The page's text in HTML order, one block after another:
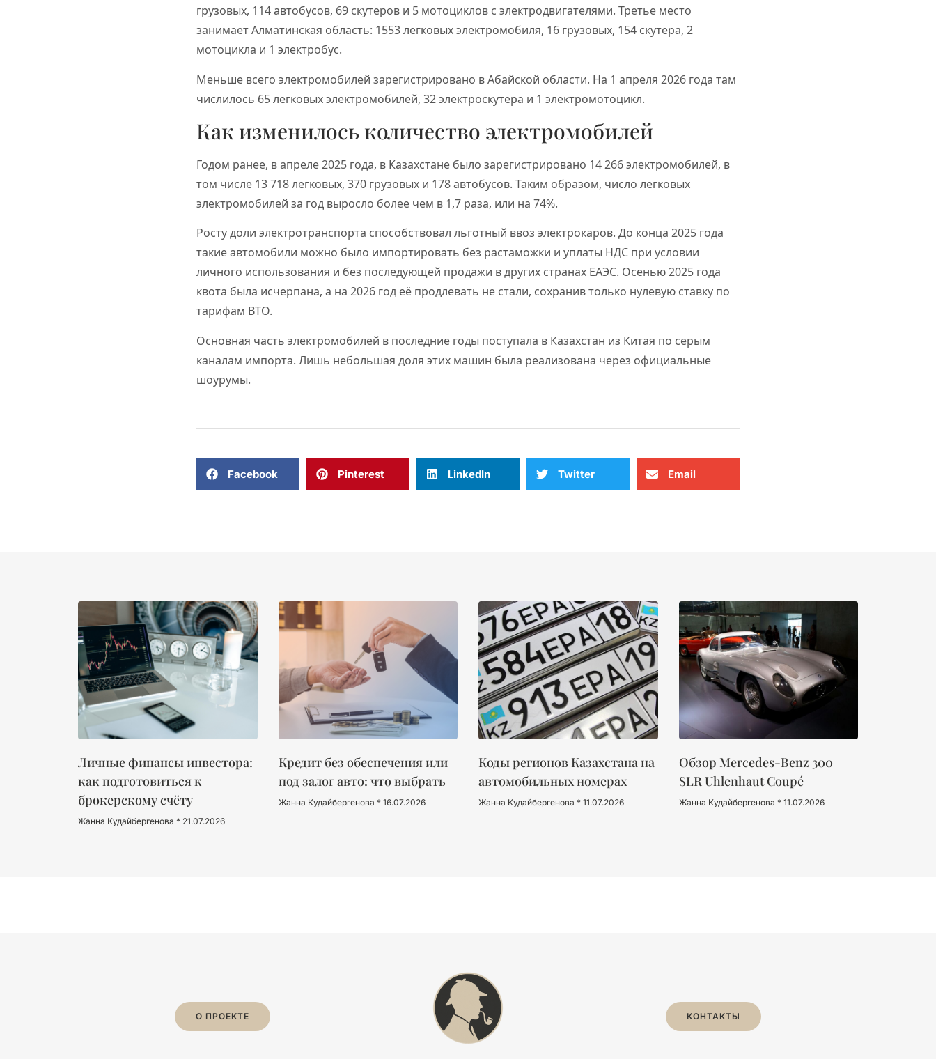
грузовых, 114 автобусов, 69 скутеров и 5 мотоциклов с электродвигателями. Третье место
занимает Алматинская область: 1553 легковых электромобиля, 16 грузовых, 154 скутера, 2
мотоцикла и 1 электробус.
Меньше всего электромобилей зарегистрировано в Абайской области. На 1 апреля 2026 года там
числилось 65 легковых электромобилей, 32 электроскутера и 1 электромотоцикл.
Как изменилось количество электромобилей
Годом ранее, в апреле 2025 года, в Казахстане было зарегистрировано 14 266 электромобилей, в
том числе 13 718 легковых, 370 грузовых и 178 автобусов. Таким образом, число легковых
электромобилей за год выросло более чем в 1,7 раза, или на 74%.
Росту доли электротранспорта способствовал льготный ввоз электрокаров. До конца 2025 года
такие автомобили можно было импортировать без растаможки и уплаты НДС при условии
личного использования и без последующей продажи в других странах ЕАЭС. Осенью 2025 года
квота была исчерпана, а на 2026 год её продлевать не стали, сохранив только нулевую ставку по
тарифам ВТО.
Основная часть электромобилей в последние годы поступала в Казахстан из Китая по серым
каналам импорта. Лишь небольшая доля этих машин была реализована через официальные
шоурумы.
Facebook Pinterest LinkedIn Twitter Email
Личные финансы инвестора:
как подготовиться к
брокерскому счёту
Жанна Кудайбергенова 21.07.2026
Кредит без обеспечения или
под залог авто: что выбрать
Жанна Кудайбергенова 16.07.2026
Коды регионов Казахстана на
автомобильных номерах
Жанна Кудайбергенова 11.07.2026
Обзор Mercedes-Benz 300
SLR Uhlenhaut Coupé
Жанна Кудайбергенова 11.07.2026
О ПРОЕКТЕ КОНТАКТЫ